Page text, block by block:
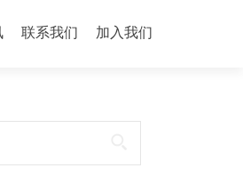
联系我们 加入我们